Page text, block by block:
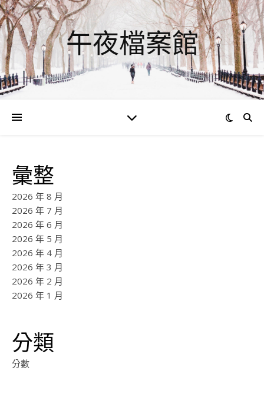
午夜檔案館
彙整
2026 年 8 月
2026 年 7 月
2026 年 6 月
2026 年 5 月
2026 年 4 月
2026 年 3 月
2026 年 2 月
2026 年 1 月
分類
分數